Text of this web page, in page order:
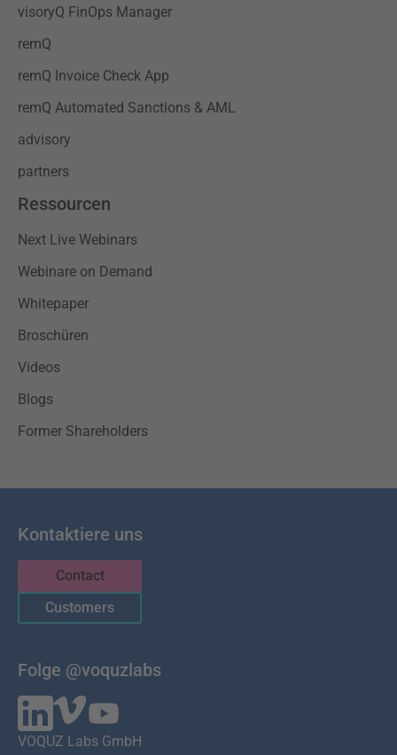
visoryQ FinOps Manager
remQ
remQ Invoice Check App
remQ Automated Sanctions & AML
advisory
partners
Ressourcen
Next Live Webinars
Webinare on Demand
Whitepaper
Broschüren
Videos
Blogs
Former Shareholders
Kontaktiere uns
Contact
Customers
Folge @voquzlabs
VOQUZ Labs GmbH